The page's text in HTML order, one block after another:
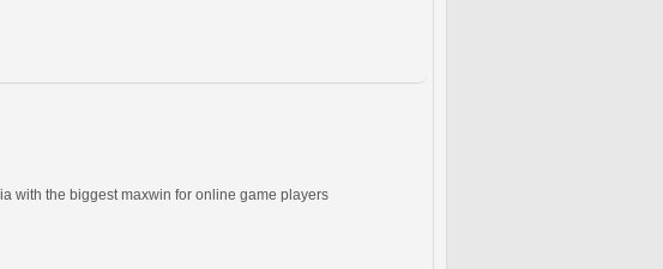
with the biggest maxwin for online game players